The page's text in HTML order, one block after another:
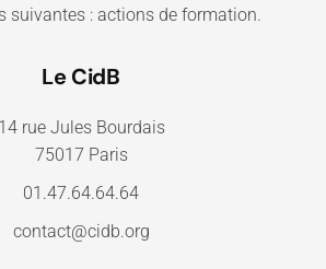
suivantes : actions de formation.
Le CidB
14 rue Jules Bourdais
75017 Paris
01.47.64.64.64
contact@cidb.org